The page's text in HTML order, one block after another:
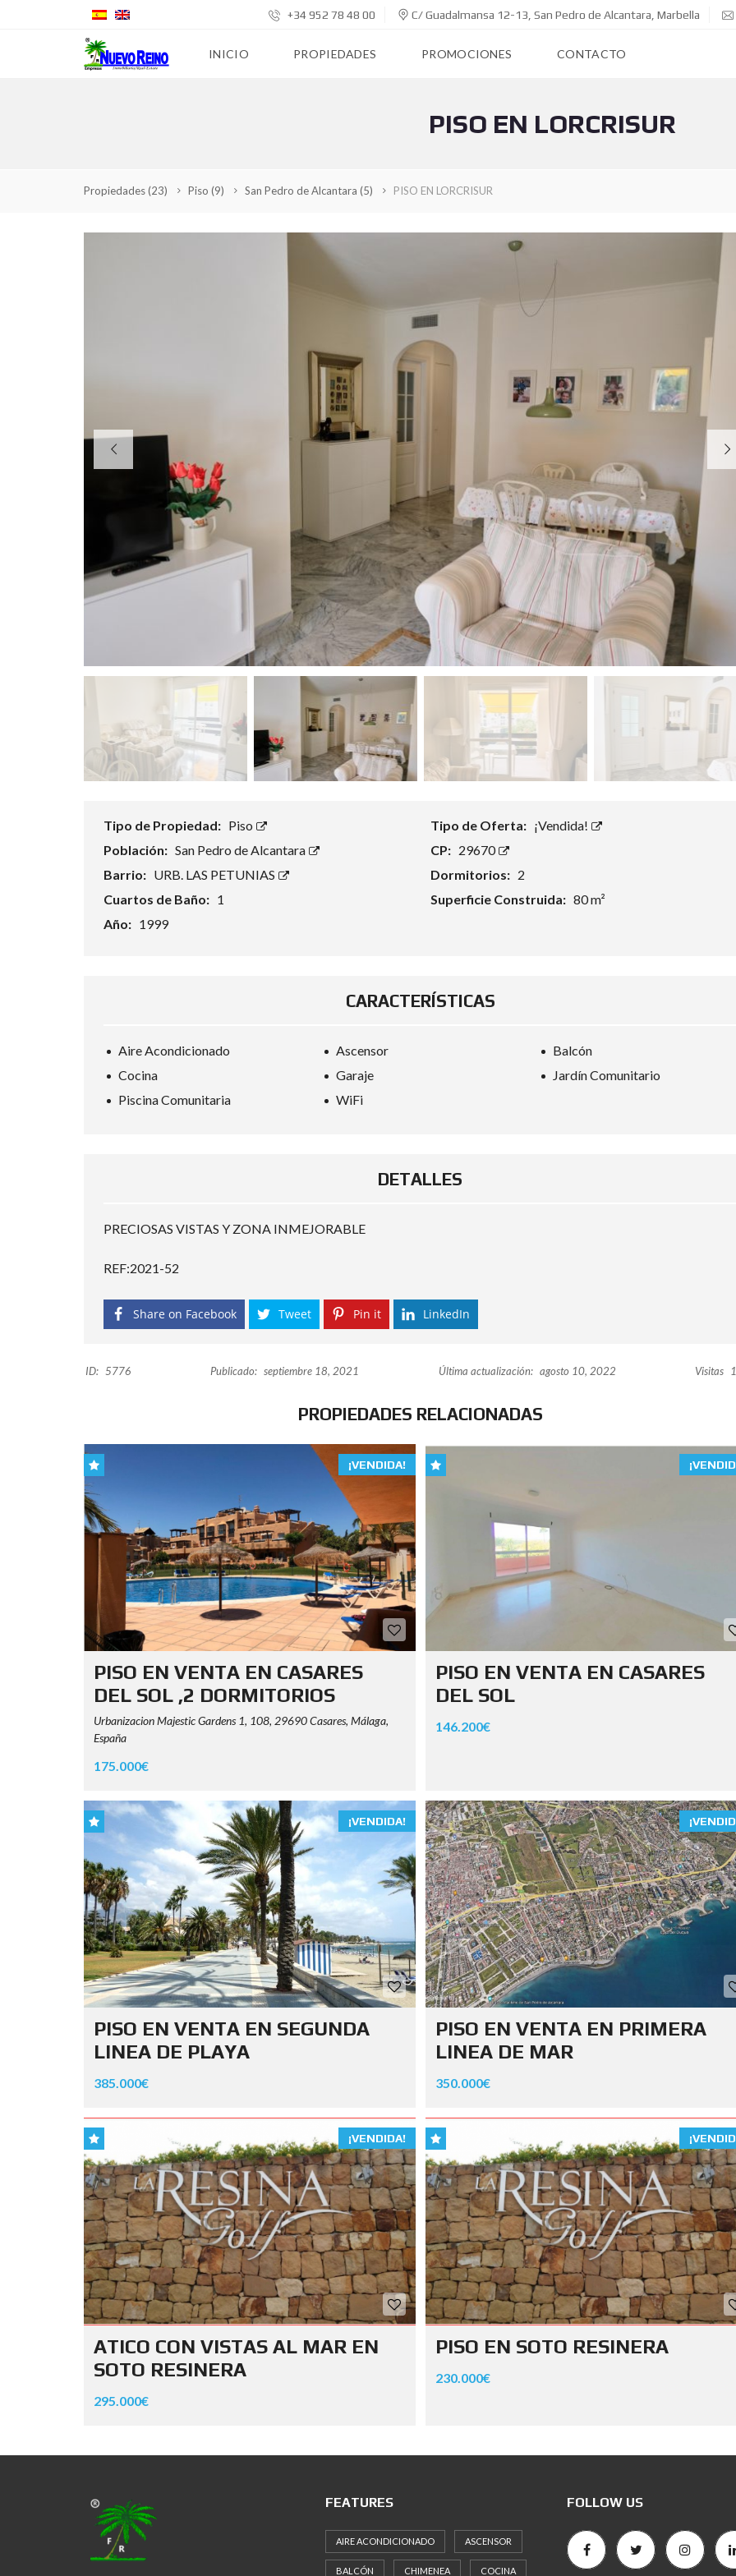
+34 952 78 48 00 C/ Guadalmansa 12-13, San Pedro de Alcantara, Marbella
INICIO PROPIEDADES PROMOCIONES CONTACTO
PISO EN LORCRISUR
Propiedades(23) Piso (9) San Pedro de Alcantara (5) PISO EN LORCRISUR
Tipo de Propiedad: Piso Tipo de Oferta: ¡Vendida!
Población: San Pedro de Alcantara CP: 29670
Barrio: URB. LAS PETUNIAS Dormitorios: 2
Cuartos de Baño: 1 Superficie Construida: 80 m²
Año: 1999
CARACTERÍSTICAS
Aire Acondicionado Ascensor
Balcón
Cocina
Garaje
Jardín Comunitario
Piscina Comunitaria
WiFi
DETALLES
PRECIOSAS VISTAS Y ZONA INMEJORABLE
REF:2021-52
Share on Facebook Tweet Pin it LinkedIn
ID: 5776 Publicado: septiembre 18, 2021 Última actualización: agosto 10, 2022 Visitas
PROPIEDADES RELACIONADAS
¡VENDIDA!
PISO EN VENTA EN CASARES
DEL SOL ,2 DORMITORIOS
Urbanizacion Majestic Gardens 1, 108, 29690 Casares, Málaga,
España
175.000€
PISO EN VENTA EN CASARES
DEL SOL
146.200€
¡VENDIDA!
PISO EN VENTA EN SEGUNDA
LINEA DE PLAYA
385.000€
PISO EN VENTA EN PRIMERA
LINEA DE MAR
350.000€
¡VENDIDA!
ATICO CON VISTAS AL MAR EN
SOTO RESINERA
295.000€
PISO EN SOTO RESINERA
230.000€
FEATURES
AIRE ACONDICIONADO ASCENSOR
BALCÓN CHIMENEA COCINA
FOLLOW US